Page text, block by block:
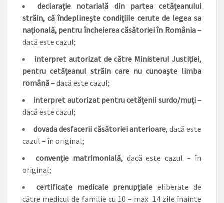
declaraţie notarială din partea cetăţeanului
străin, că îndeplineşte condiţiile cerute de legea sa
naţională, pentru încheierea căsătoriei în România –
dacă este cazul;
interpret autorizat de către Ministerul Justiţiei,
pentru cetăţeanul străin care nu cunoaşte limba
română –dacă este cazul;
interpret autorizat pentru cetăţenii surdo/muţi –
dacă este cazul;
dovada desfacerii căsătoriei anterioare, dacă este
cazul – în original;
convenţie matrimonială, dacă este cazul – în
original;
certificate medicale prenupţiale eliberate de
către medicul de familie cu 10 – max. 14 zile înainte